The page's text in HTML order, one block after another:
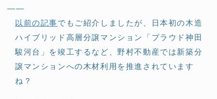
——
以前の記事でもご紹介しましたが、日本初の木造
ハイブリッド高層分譲マンション「プラウド神田
駿河台」を竣工するなど、野村不動産では新築分
譲マンションへの木材利用を推進されています
ね？